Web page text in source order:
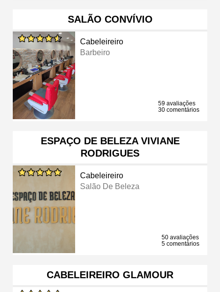
SALÃO CONVÍVIO
Cabeleireiro
Barbeiro
59 avaliações
30 comentários
ESPAÇO DE BELEZA VIVIANE
RODRIGUES
Cabeleireiro
Salão De Beleza
50 avaliações
5 comentários
CABELEIREIRO GLAMOUR